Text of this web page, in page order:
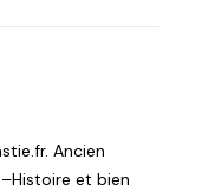
Ancien
et bien